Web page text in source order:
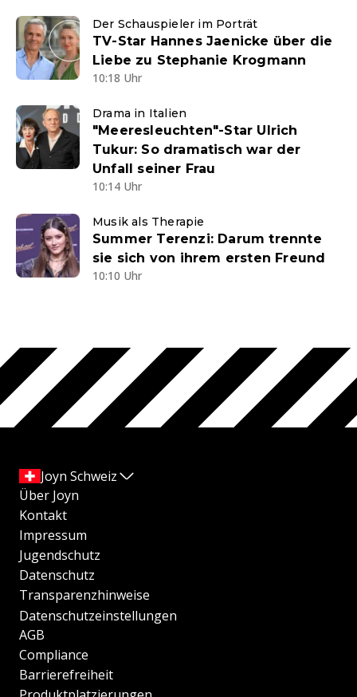
Der Schauspieler im Porträt
TV-Star Hannes Jaenicke über die
Liebe zu Stephanie Krogmann
10:18 Uhr
Drama in Italien
"Meeresleuchten"-Star Ulrich
Tukur: So dramatisch war der
Unfall seiner Frau
10:14 Uhr
Musik als Therapie
Summer Terenzi: Darum trennte
sie sich von ihrem ersten Freund
10:10 Uhr
Joyn Schweiz
Über Joyn
Kontakt
Impressum
Jugendschutz
Datenschutz
Transparenzhinweise
Datenschutzeinstellungen
AGB
Compliance
Barrierefreiheit